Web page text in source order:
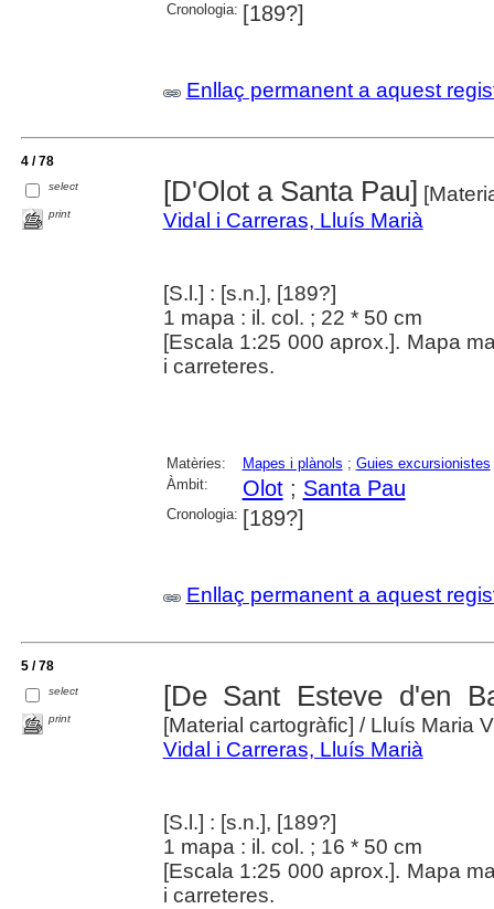
Cronologia: [189?]
Enllaç permanent a aquest
4 / 78
select
print
[D'Olot a Santa Pau]
Vidal i Carreras, Lluís Marià
[S.l.] : [s.n.], [189?]
1 mapa : il. col. ; 22 * 50 cm
[Escala 1:25 000 aprox.]. Mapa
i carreteres.
Matèries: Mapes i plànols ; Guies excursionistes
Àmbit:
Olot; Santa Pau
Cronologia: [189?]
Enllaç permanent a aquest
5 / 78
select
print
[De Sant Esteve d'en
[Material cartogràfic] / Lluís Maria
Vidal i Carreras, Lluís Marià
[S.l.] : [s.n.], [189?]
1 mapa : il. col. ; 16 * 50 cm
[Escala 1:25 000 aprox.]. Mapa
i carreteres.